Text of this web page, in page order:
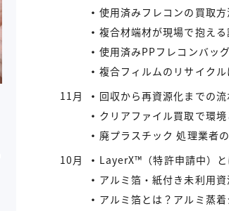
使用済みフレコンの買取方
複合材端材が現場で抱える課題IREXコラ
使用済みPPフレコンバッグ｜再利用でコスト削減と環境負荷軽減
複合フィルムのリサイクルは可
11月
回収から再資源化までの流れ ― アイレックスの一貫処理体制 IREXコラ
クリアファイル買取で環境と収益を同時にサ
廃プラスチック 処理業者の選
10月
LayerX™（特許申請中）とは IREXコラ
アルミ箔・紙付き未利用資源をどう活かすか? IREXコ
アルミ箔とは？アルミ蒸着シートとの違いとリサイクル